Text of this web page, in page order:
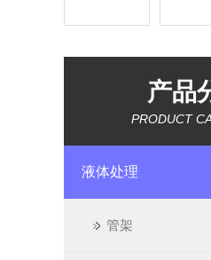
产品
PRODUCT
液体处理
管架